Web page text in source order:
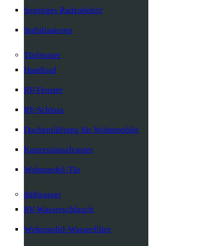
Sonstiges Radzubehör
Stabilisatoren
Türfenster
Handlauf
RV-Fenster
RV-Schloss
Dachentlüftung für Wohnmobile
Konzessionsfenster
Wohnmobil-Tür
Süßwasser
RV-Wasserschlauch
Wohnmobil-Wasserfilter